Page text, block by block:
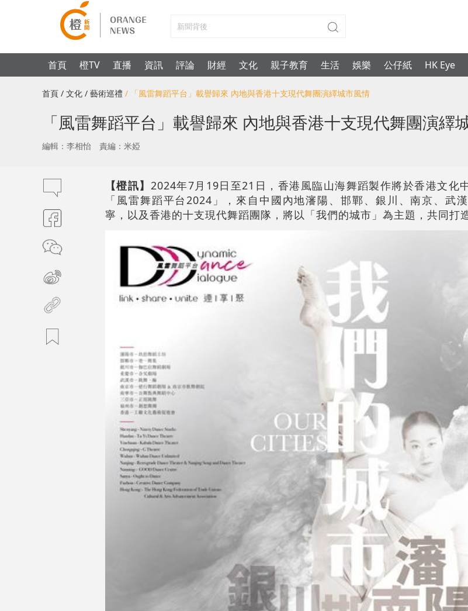
首頁 橙TV 直播 資訊 評論 財經 文化 親子教育 生活 娛樂 公仔紙 HK Eye
首頁 / 文化 / 藝術巡禮 / 「風雷舞蹈平台」載譽歸來 內地與香港十支現代舞團演繹城市風情
「風雷舞蹈平台」載譽歸來 內地與香港十支現代舞團演繹
編輯：李相怡 責編：米婭
【橙訊】 2024年7月19日至21日，香港風臨山海舞蹈製作將於香港文
「風雷舞蹈平台2024」，來自中國內地瀋陽、邯鄲、銀川、南京、武
寧，以及香港的十支現代舞蹈團隊，將以「我們的城市」為主題，共同打